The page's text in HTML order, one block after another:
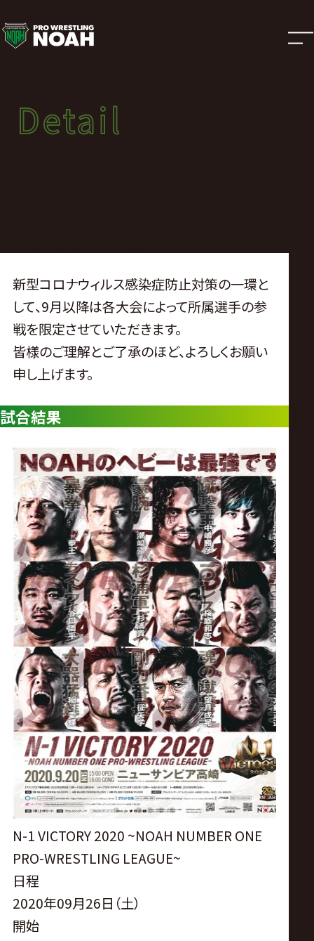
試
合
結
果
ロ
レ
ス
リ
ン
グ・
ノ
ア
公
式
サ
イ
ト
Detail
試合結果
Detail
新型コロナウィルス感染症防止対策の一環と
して、9月以降は各大会によって所属選手の参
戦を限定させていただきます。
皆様のご理解とご了承のほど、よろしくお願い
申し上げます。
試合結果
N-1 VICTORY 2020 ~NOAH NUMBER ONE
PRO-WRESTLING LEAGUE~
日程
2020年09月26日（土）
開始